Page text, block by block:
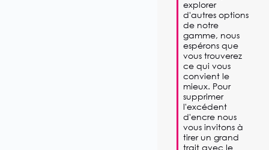
explorer
d'autres options
de notre
gamme, nous
espérons que
vous trouverez
ce qui vous
convient le
mieux. Pour
supprimer
l'excédent
d'encre nous
vous invitons à
tirer un grand
trait avec le